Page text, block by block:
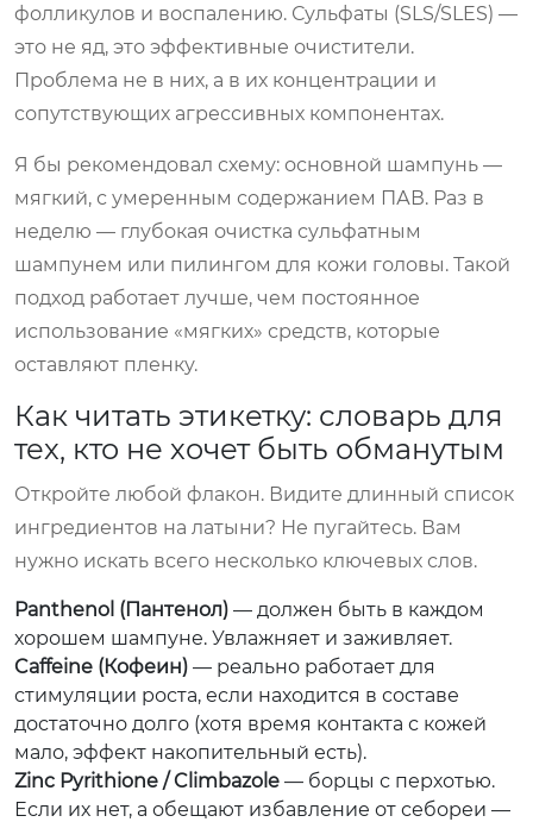
фолликулов и воспалению. Сульфаты (SLS/SLES) —
это не яд, это эффективные очистители.
Проблема не в них, а в их концентрации и
сопутствующих агрессивных компонентах.
Я бы рекомендовал схему: основной шампунь —
мягкий, с умеренным содержанием ПАВ. Раз в
неделю — глубокая очистка сульфатным
шампунем или пилингом для кожи головы. Такой
подход работает лучше, чем постоянное
использование «мягких» средств, которые
оставляют пленку.
Как читать этикетку: словарь для
тех, кто не хочет быть обманутым
Откройте любой флакон. Видите длинный список
ингредиентов на латыни? Не пугайтесь. Вам
нужно искать всего несколько ключевых слов.
Panthenol (Пантенол) — должен быть в каждом
хорошем шампуне. Увлажняет и заживляет.
Caffeine (Кофеин) — реально работает для
стимуляции роста, если находится в составе
достаточно долго (хотя время контакта с кожей
мало, эффект накопительный есть).
Zinc Pyrithione / Climbazole — борцы с перхотью.
Если их нет, а обещают избавление от себореи —